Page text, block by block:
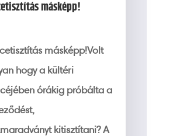
másképp!
másképp!Volt
hogy a kültéri
órákig próbálta a
kitisztítani? A